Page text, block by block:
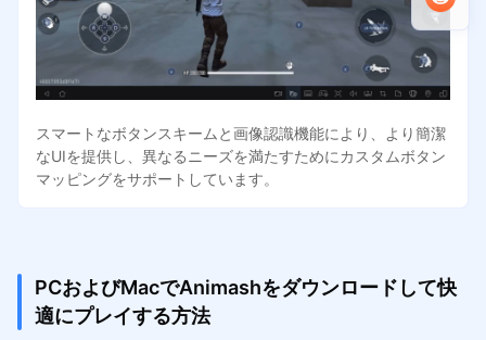
スマートなボタンスキームと画像認識機能により、より簡潔
なUIを提供し、異なるニーズを満たすためにカスタムボタン
マッピングをサポートしています。
PCおよびMacでAnimashをダウンロードして快
適にプレイする方法